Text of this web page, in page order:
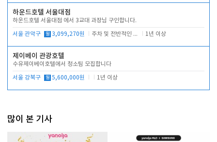
하운드호텔 서울대점
하운드호텔 서울대점 에서 3교대 과장님 구인합니다.
서울 관악구 월 3,099,270원 주차 및 전반적인 당번업무 1년 이상
제이베이 관광호텔
수유제이베이호텔에서 청소팀 모집합니다
서울 강북구 월 5,600,000원 1년 이상
많이 본 기사